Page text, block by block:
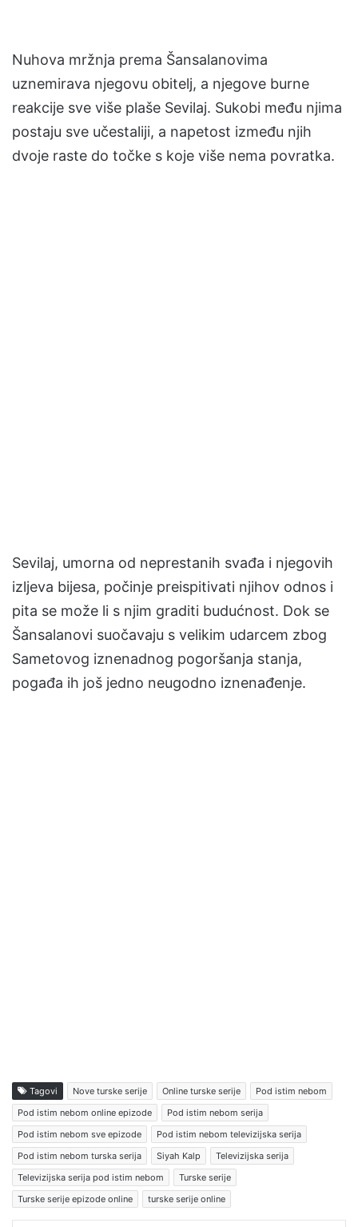
Nuhova mržnja prema Šansalanovima
uznemirava njegovu obitelj, a njegove burne
reakcije sve više plaše Sevilaj. Sukobi među njima
postaju sve učestaliji, a napetost između njih
dvoje raste do točke s koje više nema povratka.
Sevilaj, umorna od neprestanih svađa i njegovih
izljeva bijesa, počinje preispitivati njihov odnos i
pita se može li s njim graditi budućnost. Dok se
Šansalanovi suočavaju s velikim udarcem zbog
Sametovog iznenadnog pogoršanja stanja,
pogađa ih još jedno neugodno iznenađenje.
Tagovi Nove turske serije Online turske serije
Pod istim nebom
Pod istim nebom online epizode
Pod istim nebom serija
Pod istim nebom sve epizode
Pod istim nebom televizijska serija
Pod istim nebom turska serija
Siyah Kalp
Televizijska serija
Televizijska serija pod istim nebom
Turske serije
Turske serije epizode online
turske serije online